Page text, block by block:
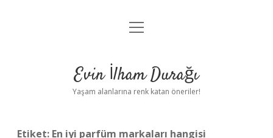
Anasayfa
Yasal Uyarı
menüyü
Evin İlham Durağı
Yaşam alanlarına renk katan öneriler!
Etiket: En iyi parfüm markaları hangisi